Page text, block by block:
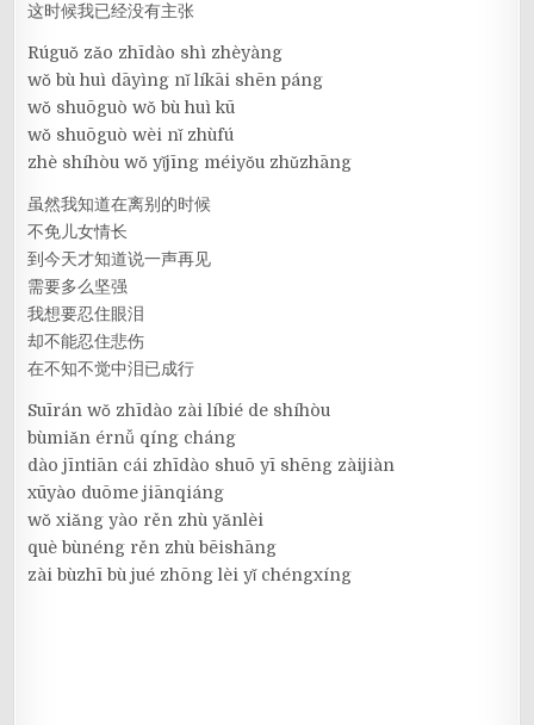
这时候我已经没有主张
Rúguǒ zǎo zhīdào shì zhèyàng
wǒ bù huì dāyìng nǐ líkāi shēn páng
wǒ shuōguò wǒ bù huì kū
wǒ shuōguò wèi nǐ zhùfú
zhè shíhòu wǒ yǐjīng méiyǒu zhǔzhāng
虽然我知道在离别的时候
不免儿女情长
到今天才知道说一声再见
需要多么坚强
我想要忍住眼泪
却不能忍住悲伤
在不知不觉中泪已成行
Suīrán wǒ zhīdào zài líbié de shíhòu
bùmiǎn érnǚ qíng cháng
dào jīntiān cái zhīdào shuō yī shēng zàijiàn
xūyào duōme jiānqiáng
wǒ xiǎng yào rěn zhù yǎnlèi
què bùnéng rěn zhù bēishāng
zài bùzhī bù jué zhōng lèi yǐ chéngxíng